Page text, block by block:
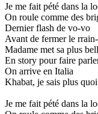
Je me fait pété dans la
On roule comme des
Dernier flash de vo-vo
Avant de fermer le
Madame met sa plus
En story pour faire
On arrive en Italia
Khabat, je sais plus
Je me fait pété dans la